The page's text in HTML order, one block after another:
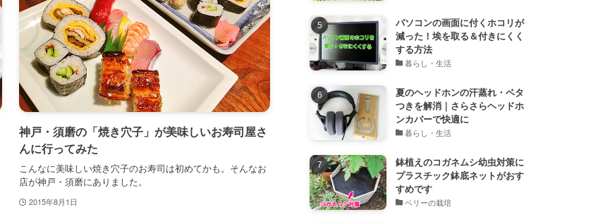
神戸・須磨の「焼き穴子」が美味しいお寿司屋さ
んに行ってみた
こんなに美味しい焼き穴子のお寿司は初めてかも。そんなお
店が神戸・須磨にありました。
2015年8月1日
パソコンの画面に付くホコリが
減った！埃を取る＆付きにくく
する方法
暮らし・生活
夏のヘッドホンの汗蒸れ・ベタ
つきを解消｜さらさらヘッドホ
ンカバーで快適に
暮らし・生活
鉢植えのコガネムシ幼虫対策に
プラスチック鉢底ネットがおす
すめです
ベリーの栽培